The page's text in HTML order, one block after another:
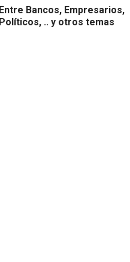
Entre Bancos, Empresarios,
Políticos, .. y otros temas